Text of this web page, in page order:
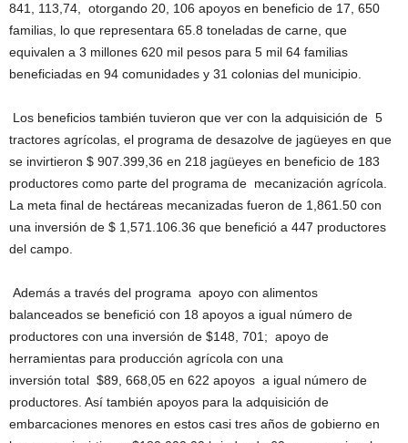
841, 113,74, otorgando 20, 106 apoyos en beneficio de 17, 650
familias, lo que representara 65.8 toneladas de carne, que
equivalen a 3 millones 620 mil pesos para 5 mil 64 familias
beneficiadas en 94 comunidades y 31 colonias del municipio.
Los beneficios también tuvieron que ver con la adquisición de 5
tractores agrícolas, el programa de desazolve de jagüeyes en que
se invirtieron $ 907.399,36 en 218 jagüeyes en beneficio de 183
productores como parte del programa de mecanización agrícola.
La meta final de hectáreas mecanizadas fueron de 1,861.50 con
una inversión de $ 1,571.106.36 que benefició a 447 productores
del campo.
Además a través del programa apoyo con alimentos
balanceados se benefició con 18 apoyos a igual número de
productores con una inversión de $148, 701; apoyo de
herramientas para producción agrícola con una
inversión total $89, 668,05 en 622 apoyos a igual número de
productores. Así también apoyos para la adquisición de
embarcaciones menores en estos casi tres años de gobierno en